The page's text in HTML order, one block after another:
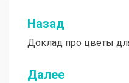
Навигация
по
записям
Назад
Доклад про цветы
Далее